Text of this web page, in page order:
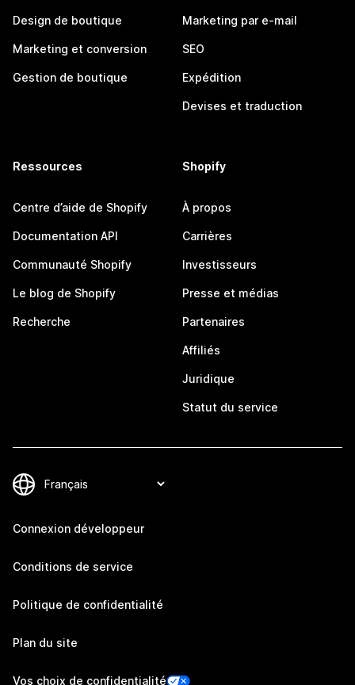
Design de boutique
Marketing et conversion
Gestion de boutique
Marketing par e-mail
SEO
Expédition
Devises et traduction
Ressources
Centre d’aide de Shopify
Documentation API
Communauté Shopify
Le blog de Shopify
Recherche
Shopify
À propos
Carrières
Investisseurs
Presse et médias
Partenaires
Affiliés
Juridique
Statut du service
Connexion développeur
Conditions de service
Politique de confidentialité
Plan du site
Vos choix de confidentialité